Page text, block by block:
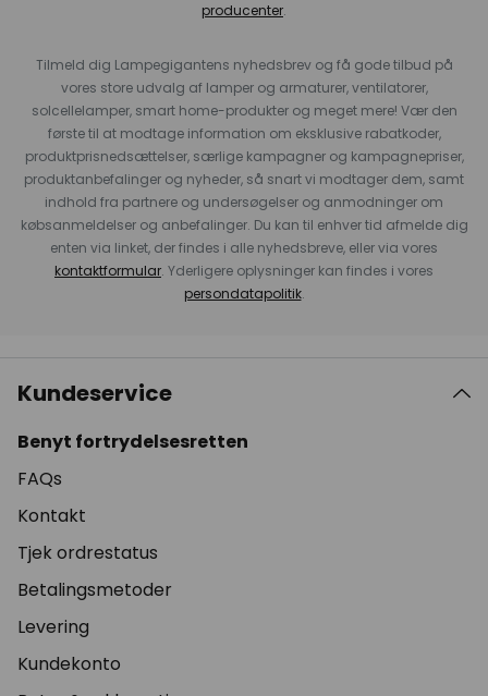
producenter.
Tilmeld dig Lampegigantens nyhedsbrev og få gode tilbud på
vores store udvalg af lamper og armaturer, ventilatorer,
solcellelamper, smart home-produkter og meget mere! Vær den
første til at modtage information om eksklusive rabatkoder,
produktprisnedsættelser, særlige kampagner og kampagnepriser,
produktanbefalinger og nyheder, så snart vi modtager dem, samt
indhold fra partnere og undersøgelser og anmodninger om
købsanmeldelser og anbefalinger. Du kan til enhver tid afmelde dig
enten via linket, der findes i alle nyhedsbreve, eller via vores
kontaktformular. Yderligere oplysninger kan findes i vores
persondatapolitik.
Kundeservice
Benyt fortrydelsesretten
FAQs
Kontakt
Tjek ordrestatus
Betalingsmetoder
Levering
Kundekonto